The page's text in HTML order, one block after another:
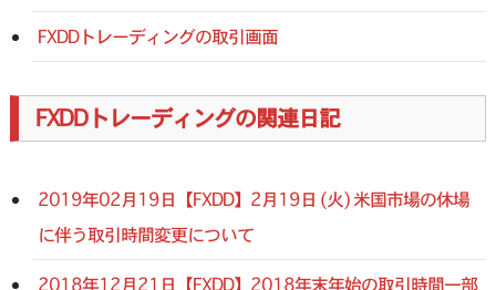
FXDDトレーディングの取引画面
FXDDトレーディングの関連日記
2019年02月19日【FXDD】2月19日 (火) 米国市場の休場
に伴う取引時間変更について
2018年12月21日【FXDD】2018年末年始の取引時間一部